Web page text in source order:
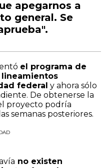
apegarnos a
general. Se
el programa de
federal y ahora sólo
De obtenerse la
proyecto podría
semanas posteriores.
no existen